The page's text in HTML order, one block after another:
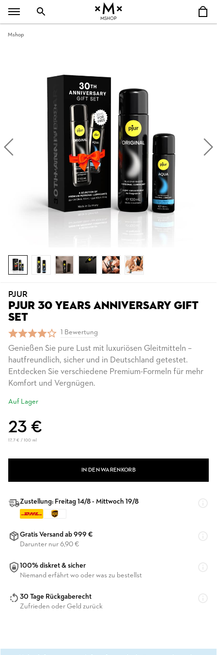
MSHOP
Mshop
PJUR
PJUR 30 YEARS ANNIVERSARY GIFT
SET
1 Bewertung
Genießen Sie pure Lust mit luxuriösen Gleitmitteln –
hautfreundlich, sicher und in Deutschland getestet.
Entdecken Sie verschiedene Premium-Formeln für mehr
Komfort und Vergnügen.
Auf Lager
23 €
17,7 € / 100 ml
IN DEN WARENKORB
Zustellung: Freitag 14/8 - Mittwoch 19/8
Gratis Versand ab 999 €
Darunter nur 6,90 €
100% diskret & sicher
Niemand erfährt wo oder was zu bestellst
30 Tage Rückgaberecht
Zufrieden oder Geld zurück